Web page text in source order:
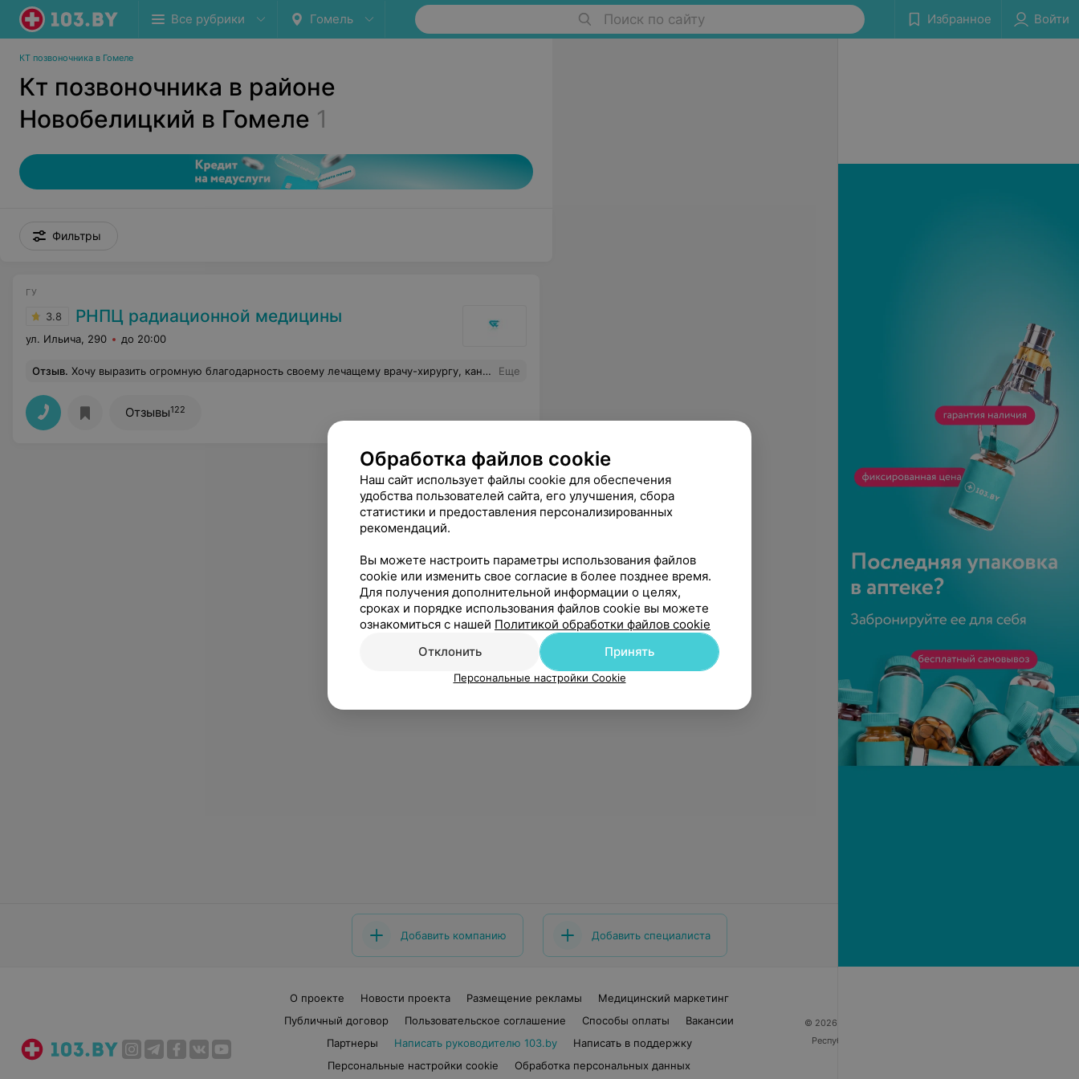
Все рубрики Гомель Поиск по сайту Избранное Войти
КТ позвоночника в Гомеле
Кт позвоночника в районе
Новобелицкий в Гомеле 1
Фильтры
ГУ
3.8 РНПЦ радиационной медицины
ул. Ильича, 290 до 20:00
Отзыв. Хочу выразить огромную благодарность своему лечащему врачу-хирургу, кандидату медицинских наук, доценту З Сергею Леонидовичу! Очень внимательный, чуткий и неравнодушный доктор. Профессионал с Большой буквы и доктор "Золотые руки". Еще
Отзывы122
Добавить компанию Добавить специалиста
О проекте Новости проекта Размещение рекламы
Медицинский маркетинг
Публичный договор
Пользовательское соглашение Способы оплаты
Вакансии
Партнеры
Написать руководителю 103.by
Написать в поддержку
Персональные настройки cookie
Обработка персональных данных
© 2026 ООО «Артокс Лаб», УНП 191700409
Республика Беларусь, г. Минск, улица Толбухина, 2,
Обработка файлов cookie
Наш сайт использует файлы cookie для обеспечения
удобства пользователей сайта, его улучшения, сбора
статистики и предоставления персонализированных
рекомендаций.
Вы можете настроить параметры использования файлов
cookie или изменить свое согласие в более позднее время.
Для получения дополнительной информации о целях,
сроках и порядке использования файлов cookie вы можете
ознакомиться с нашей Политикой обработки файлов cookie
Отклонить
Принять
Персональные настройки Cookie